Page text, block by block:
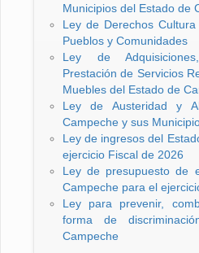
Municipios del Estado de
Ley de Derechos
Pueblos y Comunidades
Ley de
Prestación de Servicios
Muebles del Estado de
Ley de Austeridad y
Campeche y sus
Ley de ingresos del
ejercicio Fiscal de 2026
Ley de presupuesto de
Campeche para el
Ley para prevenir,
forma de
Campeche